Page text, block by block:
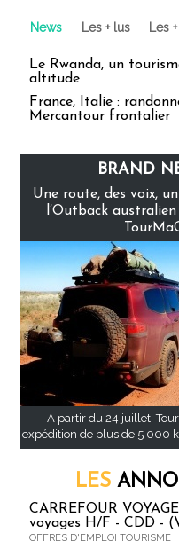
News Les + lus Les
Le Rwanda, un
altitude
France, Italie :
Mercantour frontalier
BRAND
Une route, des voix,
l’Outback
À partir du 24 juillet,
expédition de plus de 5 000
LES
CARREFOUR
voyages H/F - CDD -
OFFRES D'EMPLOI TOURISME